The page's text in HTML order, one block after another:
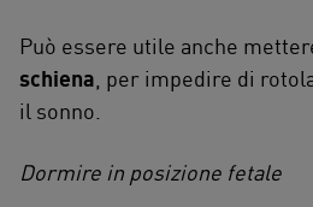
Può essere utile anche
schiena , per impedire di
il sonno.
Dormire in posizione fetale